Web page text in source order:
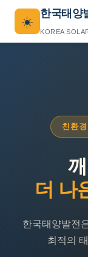
☀️
한국태양
KOREA
친환
더 나
한국태양발전
최적의